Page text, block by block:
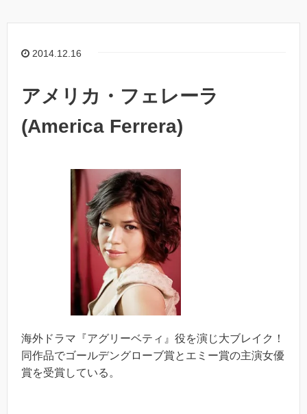
2014.12.16
アメリカ・フェレーラ
(America Ferrera)
海外ドラマ『アグリーベティ』役を演じ大ブレイク！
同作品でゴールデングローブ賞とエミー賞の主演女優
賞を受賞している。